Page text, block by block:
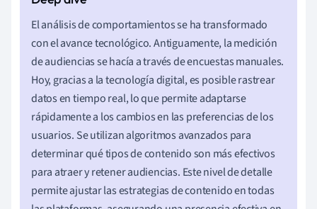
El análisis de comportamientos se ha transformado
con el avance tecnológico. Antiguamente, la medición
de audiencias se hacía a través de encuestas manuales.
Hoy, gracias a la tecnología digital, es posible rastrear
datos en tiempo real, lo que permite adaptarse
rápidamente a los cambios en las preferencias de los
usuarios. Se utilizan algoritmos avanzados para
determinar qué tipos de contenido son más efectivos
para atraer y retener audiencias. Este nivel de detalle
permite ajustar las estrategias de contenido en todas